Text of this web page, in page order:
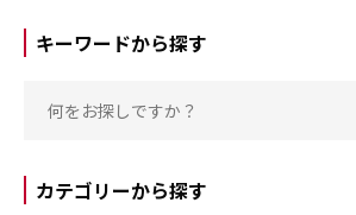
キーワードから探す
カテゴリーから探す